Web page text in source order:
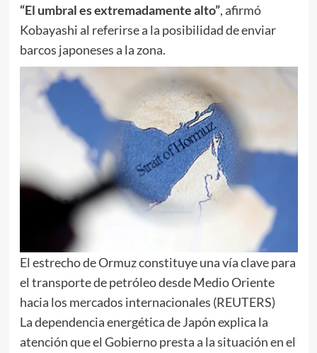
“El umbral es extremadamente alto”, afirmó
Kobayashi al referirse a la posibilidad de enviar
barcos japoneses a la zona.
El estrecho de Ormuz constituye una vía clave para
el transporte de petróleo desde Medio Oriente
hacia los mercados internacionales (REUTERS)
La dependencia energética de Japón explica la
atención que el Gobierno presta a la situación en el